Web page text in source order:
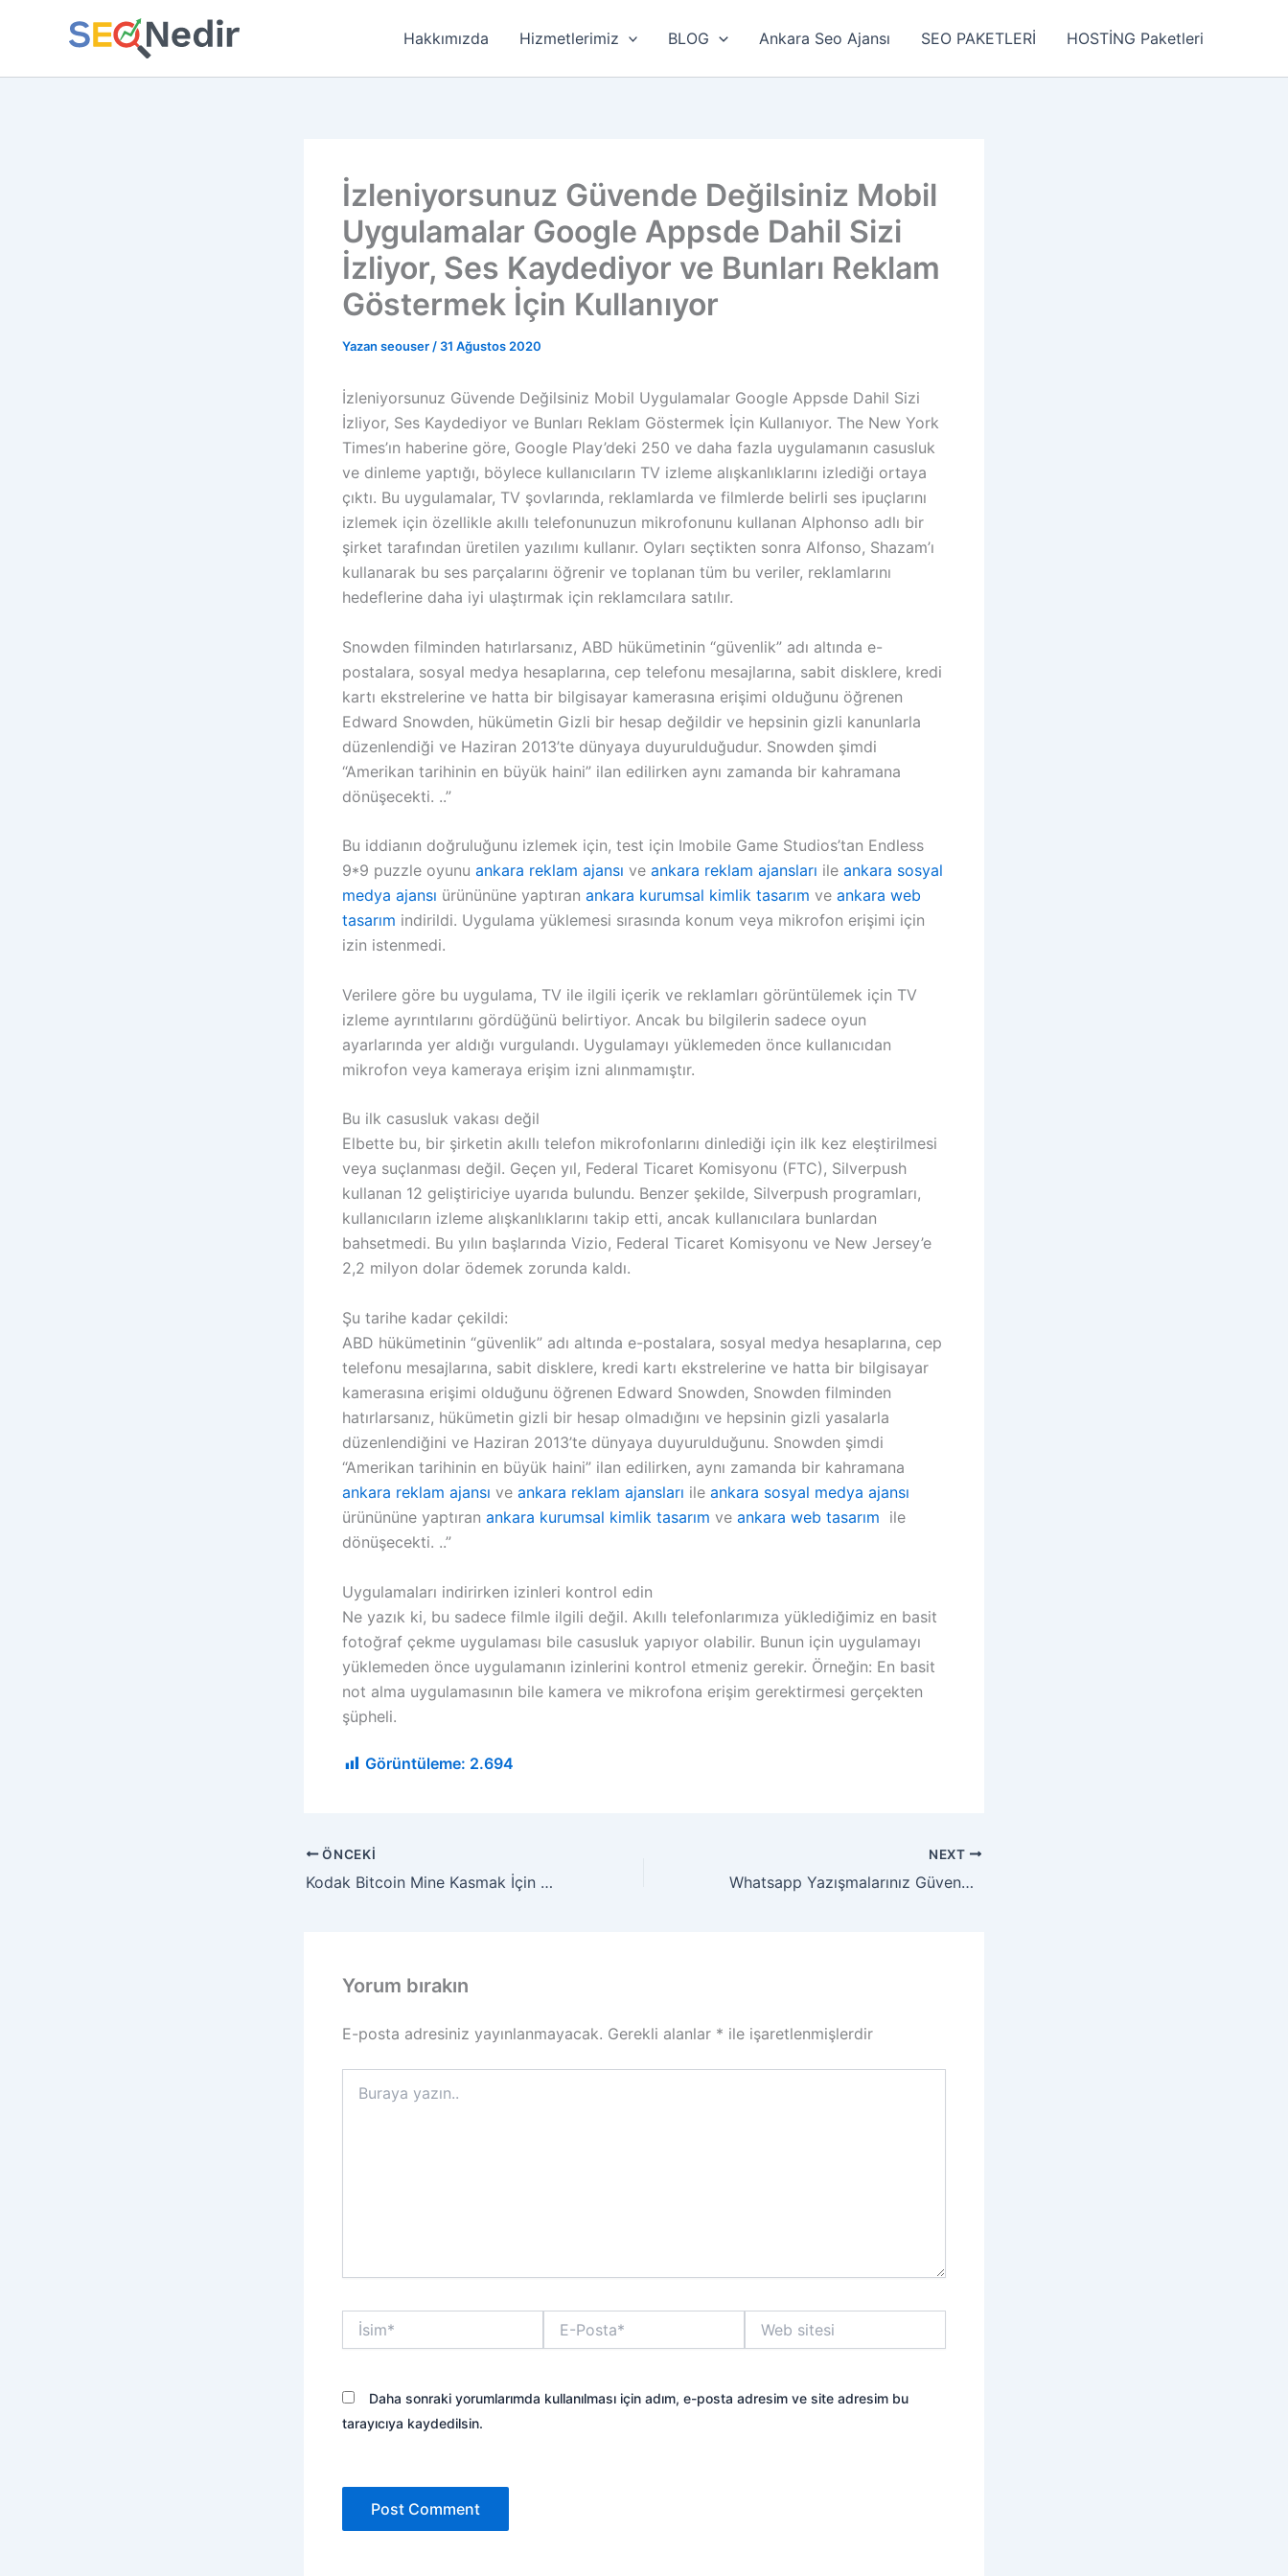
Hakkımızda Hizmetlerimiz BLOG Ankara Seo Ajansı SEO PAKETLERİ HOSTİNG Paketleri
İzleniyorsunuz Güvende Değilsiniz Mobil
Uygulamalar Google Appsde Dahil Sizi
İzliyor, Ses Kaydediyor ve Bunları Reklam
Göstermek İçin Kullanıyor
Yazan seouser / 31 Ağustos 2020
İzleniyorsunuz Güvende Değilsiniz Mobil Uygulamalar Google Appsde Dahil Sizi
İzliyor, Ses Kaydediyor ve Bunları Reklam Göstermek İçin Kullanıyor. The New York
Times’ın haberine göre, Google Play’deki 250 ve daha fazla uygulamanın casusluk
ve dinleme yaptığı, böylece kullanıcıların TV izleme alışkanlıklarını izlediği ortaya
çıktı. Bu uygulamalar, TV şovlarında, reklamlarda ve filmlerde belirli ses ipuçlarını
izlemek için özellikle akıllı telefonunuzun mikrofonunu kullanan Alphonso adlı bir
şirket tarafından üretilen yazılımı kullanır. Oyları seçtikten sonra Alfonso, Shazam’ı
kullanarak bu ses parçalarını öğrenir ve toplanan tüm bu veriler, reklamlarını
hedeflerine daha iyi ulaştırmak için reklamcılara satılır.
Snowden filminden hatırlarsanız, ABD hükümetinin “güvenlik” adı altında e-
postalara, sosyal medya hesaplarına, cep telefonu mesajlarına, sabit disklere, kredi
kartı ekstrelerine ve hatta bir bilgisayar kamerasına erişimi olduğunu öğrenen
Edward Snowden, hükümetin Gizli bir hesap değildir ve hepsinin gizli kanunlarla
düzenlendiği ve Haziran 2013’te dünyaya duyurulduğudur. Snowden şimdi
“Amerikan tarihinin en büyük haini” ilan edilirken aynı zamanda bir kahramana
dönüşecekti. ..”
Bu iddianın doğruluğunu izlemek için, test için Imobile Game Studios’tan Endless
9*9 puzzle oyunu ankara reklam ajansı ve ankara reklam ajansları ile ankara sosyal
medya ajansı ürünününe yaptıran ankara kurumsal kimlik tasarım ve ankara web
tasarım indirildi. Uygulama yüklemesi sırasında konum veya mikrofon erişimi için
izin istenmedi.
Verilere göre bu uygulama, TV ile ilgili içerik ve reklamları görüntülemek için TV
izleme ayrıntılarını gördüğünü belirtiyor. Ancak bu bilgilerin sadece oyun
ayarlarında yer aldığı vurgulandı. Uygulamayı yüklemeden önce kullanıcıdan
mikrofon veya kameraya erişim izni alınmamıştır.
Bu ilk casusluk vakası değil
Elbette bu, bir şirketin akıllı telefon mikrofonlarını dinlediği için ilk kez eleştirilmesi
veya suçlanması değil. Geçen yıl, Federal Ticaret Komisyonu (FTC), Silverpush
kullanan 12 geliştiriciye uyarıda bulundu. Benzer şekilde, Silverpush programları,
kullanıcıların izleme alışkanlıklarını takip etti, ancak kullanıcılara bunlardan
bahsetmedi. Bu yılın başlarında Vizio, Federal Ticaret Komisyonu ve New Jersey’e
2,2 milyon dolar ödemek zorunda kaldı.
Şu tarihe kadar çekildi:
ABD hükümetinin “güvenlik” adı altında e-postalara, sosyal medya hesaplarına, cep
telefonu mesajlarına, sabit disklere, kredi kartı ekstrelerine ve hatta bir bilgisayar
kamerasına erişimi olduğunu öğrenen Edward Snowden, Snowden filminden
hatırlarsanız, hükümetin gizli bir hesap olmadığını ve hepsinin gizli yasalarla
düzenlendiğini ve Haziran 2013’te dünyaya duyurulduğunu. Snowden şimdi
“Amerikan tarihinin en büyük haini” ilan edilirken, aynı zamanda bir kahramana
ankara reklam ajansı ve ankara reklam ajansları ile ankara sosyal medya ajansı
ürünününe yaptıran ankara kurumsal kimlik tasarım ve ankara web tasarım ile
dönüşecekti. ..”
Uygulamaları indirirken izinleri kontrol edin
Ne yazık ki, bu sadece filmle ilgili değil. Akıllı telefonlarımıza yüklediğimiz en basit
fotoğraf çekme uygulaması bile casusluk yapıyor olabilir. Bunun için uygulamayı
yüklemeden önce uygulamanın izinlerini kontrol etmeniz gerekir. Örneğin: En basit
not alma uygulamasının bile kamera ve mikrofona erişim gerektirmesi gerçekten
şüpheli.
Görüntüleme: 2.694
ÖNCEKI
Kodak Bitcoin Mine Kasmak İçin Mini Bilgisayar Üretti Bitcoin Monster
NEXT
Whatsapp Yazışmalarınız Güvende Değil Hackerlar Uçtan Uça Şifrelemeyi Çözmüş Olabilir
Yorum bırakın
E-posta adresiniz yayınlanmayacak. Gerekli alanlar * ile işaretlenmişlerdir
yazın..
İsim*
Posta*
sitesi
Daha sonraki yorumlarımda kullanılması için adım, e-posta adresim ve site adresim bu
tarayıcıya kaydedilsin.